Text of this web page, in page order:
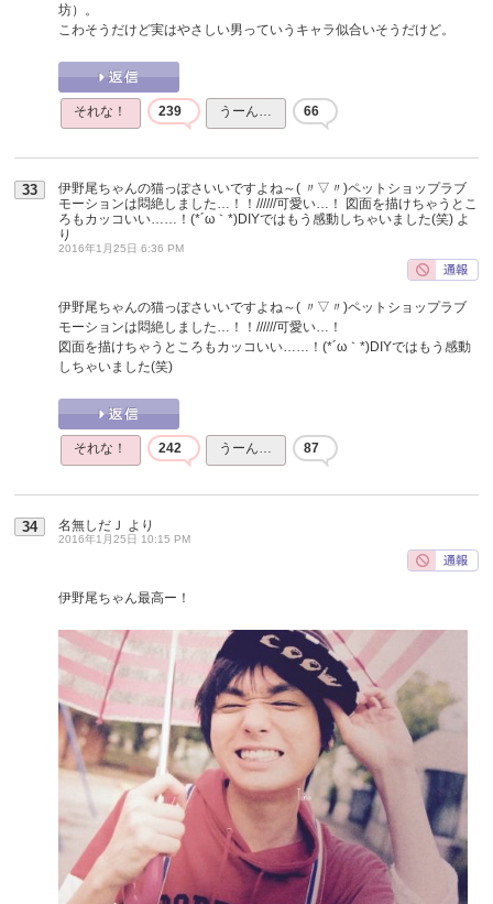
坊）。
こわそうだけど実はやさしい男っていうキャラ似合いそうだけど。
それな！ 239 うーん… 66
33
伊野尾ちゃんの猫っぽさいいですよね～( 〃▽〃)ペットショップラブ
モーションは悶絶しました…！！//////可愛い…！ 図面を描けちゃうとこ
ろもカッコいい……！(*´ω｀*)DIYではもう感動しちゃいました(笑) よ
り
2016年1月25日 6:36 PM
伊野尾ちゃんの猫っぽさいいですよね～( 〃▽〃)ペットショップラブ
モーションは悶絶しました…！！//////可愛い…！
図面を描けちゃうところもカッコいい……！(*´ω｀*)DIYではもう感動
しちゃいました(笑)
それな！ 242 うーん… 87
34 名無しだＪ より
2016年1月25日 10:15 PM
伊野尾ちゃん最高ー！